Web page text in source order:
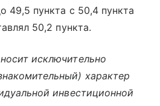
49,5 пункта с 50,4 пункта
50,2 пункта.
исключительно
характер
инвестиционной